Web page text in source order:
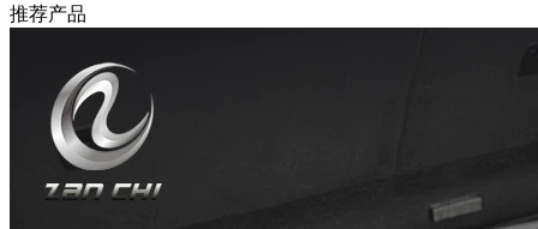
推荐产品